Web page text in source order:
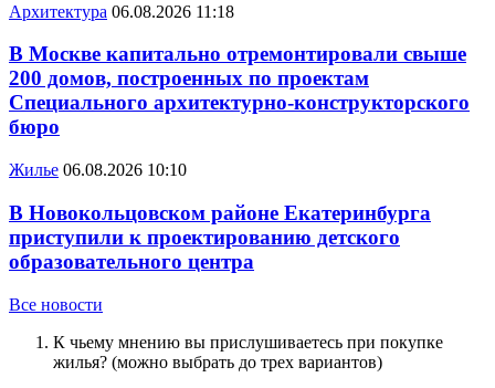
Архитектура 06.08.2026 11:18
В Москве капитально отремонтировали свыше
200 домов, построенных по проектам
Специального архитектурно-конструкторского
бюро
Жилье 06.08.2026 10:10
В Новокольцовском районе Екатеринбурга
приступили к проектированию детского
образовательного центра
Все новости
К чьему мнению вы прислушиваетесь при покупке
жилья? (можно выбрать до трех вариантов)